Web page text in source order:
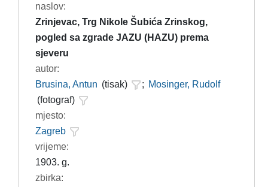
naslov:
Zrinjevac, Trg Nikole Šubića Zrinskog,
pogled sa zgrade JAZU (HAZU) prema
sjeveru
autor:
Brusina, Antun (tisak) ; Mosinger, Rudolf
(fotograf)
mjesto:
Zagreb
vrijeme:
1903. g.
zbirka: